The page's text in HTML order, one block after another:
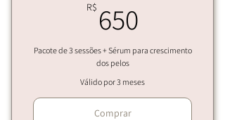
R$ 650
Pacote de 3 sessões + Sérum para crescimento
dos pelos
Válido por 3 meses
Comprar